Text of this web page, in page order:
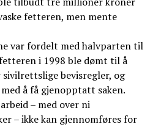
fetteren, men mente
var fordelt med halvparten til
i 1998 ble dømt til å
bevisregler, og
å få gjenopptatt saken.
– med over ni
– ikke kan gjennomføres for